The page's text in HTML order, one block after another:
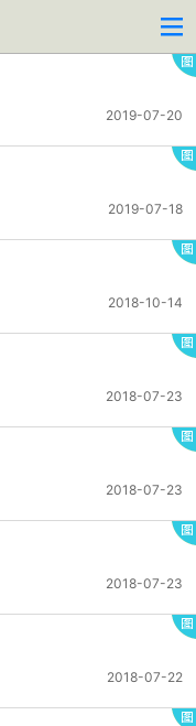
2019-07-20
2019-07-18
2018-10-14
2018-07-23
2018-07-23
2018-07-23
2018-07-22